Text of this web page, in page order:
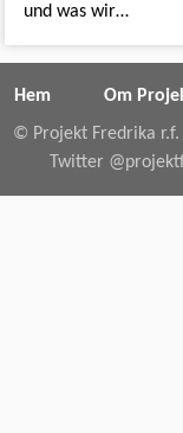
und was wir…
Hem Om
© Projekt Fredrika
Twitter